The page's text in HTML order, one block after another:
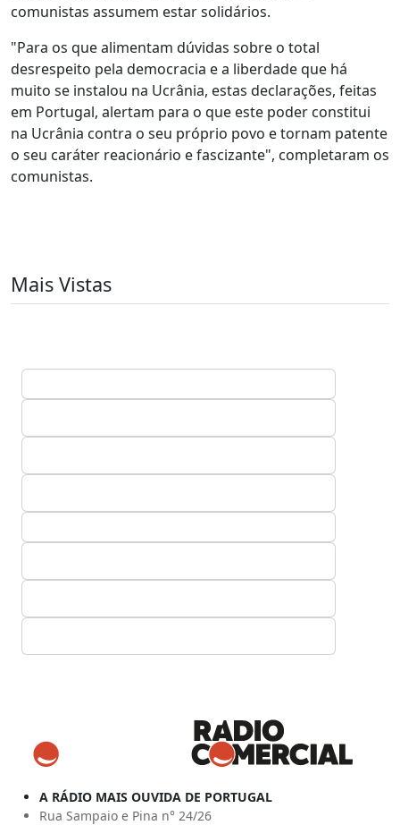
comunistas assumem estar solidários.
"Para os que alimentam dúvidas sobre o total
desrespeito pela democracia e a liberdade que há
muito se instalou na Ucrânia, estas declarações, feitas
em Portugal, alertam para o que este poder constitui
na Ucrânia contra o seu próprio povo e tornam patente
o seu caráter reacionário e fascizante", completaram os
comunistas.
Mais Vistas
A RÁDIO MAIS OUVIDA DE PORTUGAL
Rua Sampaio e Pina n° 24/26